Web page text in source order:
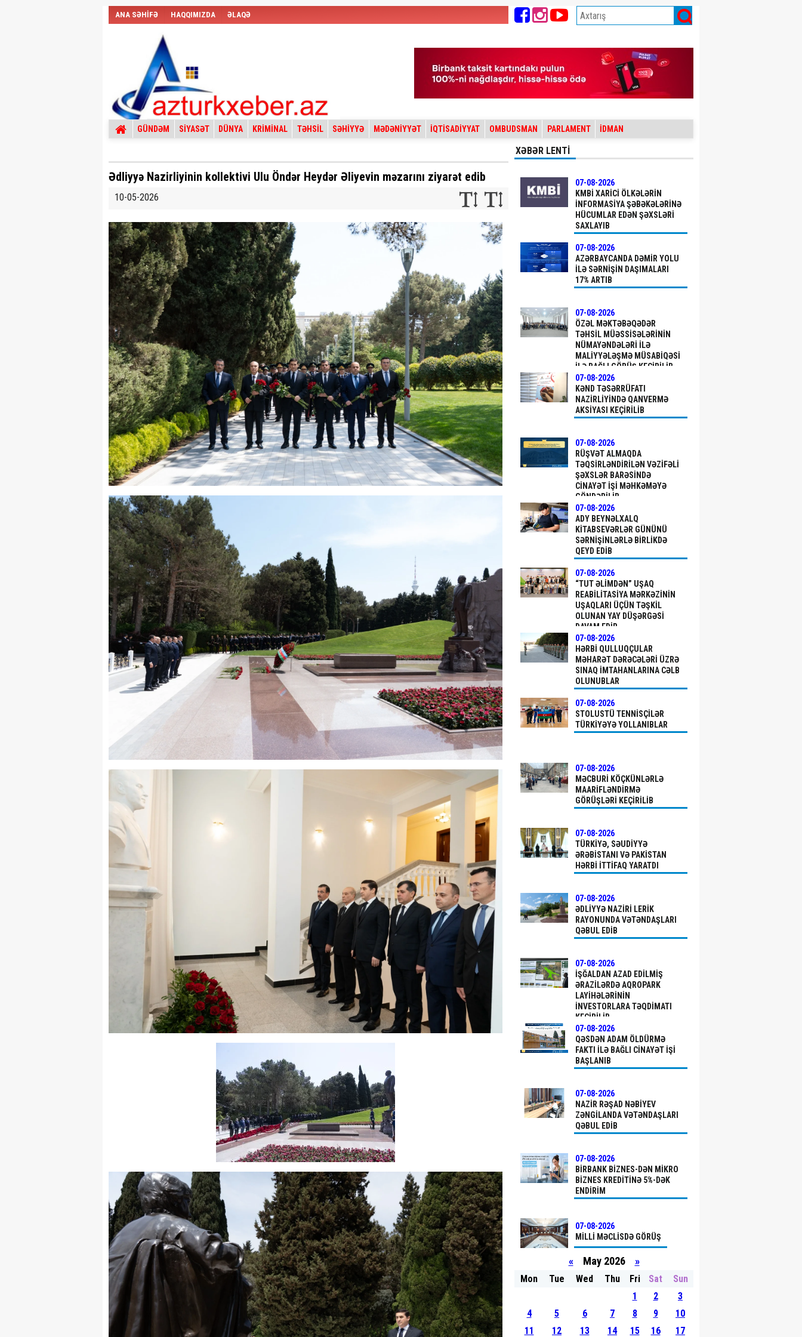
ANA SƏHİFƏ HAQQIMIZDA ƏLAQƏ
GÜNDƏM SİYASƏT DÜNYA KRİMİNAL TƏHSİL SƏHİYYƏ MƏDƏNİYYƏT İQTİSADİYYAT OMBUDSMAN PARLAMENT İDMAN
Ədliyyə Nazirliyinin kollektivi Ulu Öndər Heydər Əliyevin məzarını ziyarət edib
10-05-2026
XƏBƏR LENTİ
07-08-2026
KMBİ XARICI ÖLKƏLƏRIN
INFORMASIYA ŞƏBƏKƏLƏRINƏ
HÜCUMLAR EDƏN ŞƏXSLƏRI
SAXLAYIB
07-08-2026
AZƏRBAYCANDA DƏMIR YOLU
ILƏ SƏRNIŞIN DAŞIMALARI
17% ARTIB
07-08-2026
ÖZƏL MƏKTƏBƏQƏDƏR
TƏHSIL MÜƏSSISƏLƏRININ
NÜMAYƏNDƏLƏRI ILƏ
MALIYYƏLƏŞMƏ MÜSABIQƏSI
ILƏ BAĞLI GÖRÜŞ KEÇIRILIB
07-08-2026
KƏND TƏSƏRRÜFATI
NAZIRLIYINDƏ QANVERMƏ
AKSIYASI KEÇIRILIB
07-08-2026
RÜŞVƏT ALMAQDA
TƏQSIRLƏNDIRILƏN VƏZIFƏLI
ŞƏXSLƏR BARƏSINDƏ
CINAYƏT IŞI MƏHKƏMƏYƏ
GÖNDƏRILIB
07-08-2026
ADY BEYNƏLXALQ
KITABSEVƏRLƏR GÜNÜNÜ
SƏRNIŞINLƏRLƏ BIRLIKDƏ
QEYD EDIB
07-08-2026
“TUT ƏLIMDƏN” UŞAQ
REABILITASIYA MƏRKƏZININ
UŞAQLARI ÜÇÜN TƏŞKIL
OLUNAN YAY DÜŞƏRGƏSI
DAVAM EDIR
07-08-2026
HƏRBI QULLUQÇULAR
MƏHARƏT DƏRƏCƏLƏRI ÜZRƏ
SINAQ IMTAHANLARINA CƏLB
OLUNUBLAR
07-08-2026
STOLUSTÜ TENNISÇILƏR
TÜRKIYƏYƏ YOLLANIBLAR
07-08-2026
MƏCBURI KÖÇKÜNLƏRLƏ
MAARIFLƏNDIRMƏ
GÖRÜŞLƏRI KEÇIRILIB
07-08-2026
TÜRKIYƏ, SƏUDIYYƏ
ƏRƏBISTANI VƏ PAKISTAN
HƏRBI ITTIFAQ YARATDI
07-08-2026
ƏDLIYYƏ NAZIRI LERIK
RAYONUNDA VƏTƏNDAŞLARI
QƏBUL EDIB
07-08-2026
İŞĞALDAN AZAD EDILMIŞ
ƏRAZILƏRDƏ AQROPARK
LAYIHƏLƏRININ
INVESTORLARA TƏQDIMATI
KEÇIRILIB
07-08-2026
QƏSDƏN ADAM ÖLDÜRMƏ
FAKTI ILƏ BAĞLI CINAYƏT IŞI
BAŞLANIB
07-08-2026
NAZIR RƏŞAD NƏBIYEV
ZƏNGILANDA VƏTƏNDAŞLARI
QƏBUL EDIB
07-08-2026
BIRBANK BIZNES-DƏN MIKRO
BIZNES KREDITINƏ 5%-DƏK
ENDIRIM
07-08-2026
MILLI MƏCLISDƏ GÖRÜŞ
ELM, TƏHSIL VƏ INSAN
RESURSLARI ŞÖBƏSININ
MÜDIRI FƏRID NƏCƏFOV
QAXDA VƏTƏNDAŞLARLA
«May 2026 »
Mon Tue Wed Thu Fri Sat
Sun
1
2
3
4
5 6 7 8 9
10
11
12 13 14 15 16
17